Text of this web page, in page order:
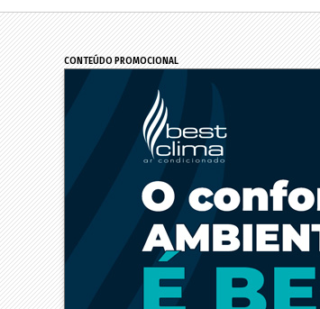
CONTEÚDO PROMOCIONAL